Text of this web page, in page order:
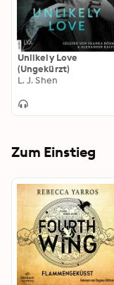
Unlikely Love
(Ungekürzt)
L. J. Shen
Zum Einstieg